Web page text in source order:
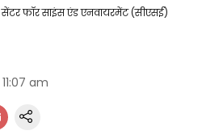
सेंटर फॉर साइंस एंड एनवायरमेंट (सीएसई)
am